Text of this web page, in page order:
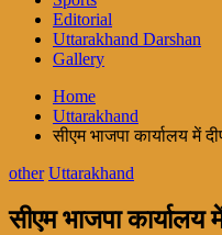
Editorial
Uttarakhand Darshan
Gallery
Home
Uttarakhand
सीएम भाजपा कार्यालय में
other Uttarakhand
सीएम भाजपा कार्यालय